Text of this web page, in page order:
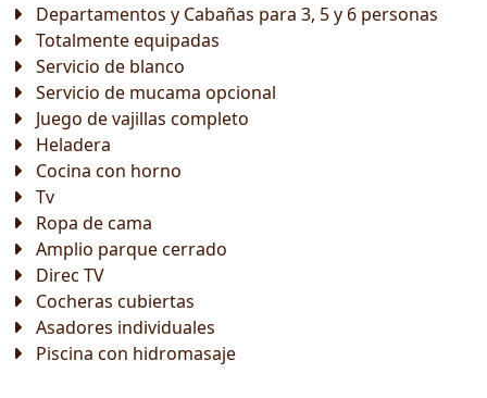
Departamentos y Cabañas para 3, 5 y 6 personas
Totalmente equipadas
Servicio de blanco
Servicio de mucama opcional
Juego de vajillas completo
Heladera
Cocina con horno
Tv
Ropa de cama
Amplio parque cerrado
Direc TV
Cocheras cubiertas
Asadores individuales
Piscina con hidromasaje